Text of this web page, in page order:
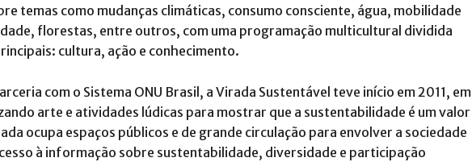
temas como mudanças climáticas, consumo consciente, água, mobilidade
florestas, entre outros, com uma programação multicultural dividida
cultura, ação e conhecimento.
com o Sistema ONU Brasil, a Virada Sustentável teve início em 2011, em
arte e atividades lúdicas para mostrar que a sustentabilidade é um valor
ocupa espaços públicos e de grande circulação para envolver a sociedade
à informação sobre sustentabilidade, diversidade e participação